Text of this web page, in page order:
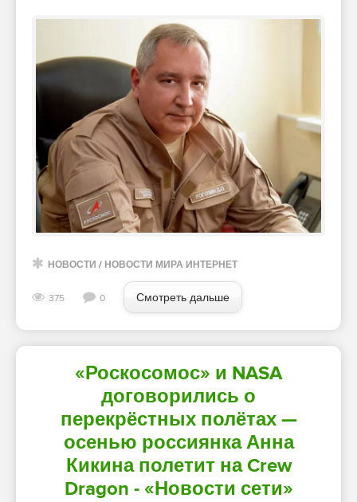
НОВОСТИ / НОВОСТИ МИРА ИНТЕРНЕТ
375 0 Смотреть дальше
«Роскосомос» и NASA
договорились о
перекрёстных полётах —
осенью россиянка Анна
Кикина полетит на Crew
Dragon - «Новости сети»